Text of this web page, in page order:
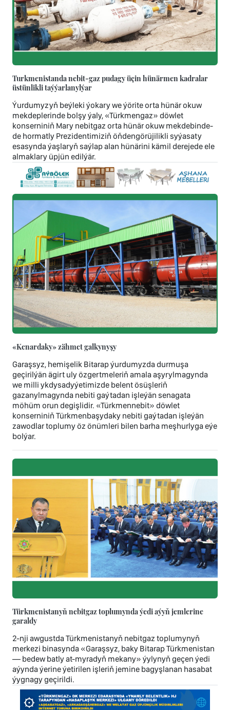
Turkmenistanda nebit-gaz pudagy üçin hünärmen kadralar
üstünlikli taýýarlanylýar
Ýurdumyzyň beýleki ýokary we ýörite orta hünär okuw
mekdeplerinde bolşy ýaly, «Türkmengaz» döwlet
konserniniň Mary nebitgaz orta hünär okuw mekdebinde-
de hormatly Prezidentimiziň öňdengörüjilikli syýasaty
esasynda ýaşlaryň saýlap alan hünärini kämil derejede ele
almaklary üpjün edilýär.
«Kenardaky» zähmet galkynyşy
Garaşsyz, hemişelik Bitarap ýurdumyzda durmuşa
geçirilýän ägirt uly özgertmeleriň amala aşyrylmagynda
we milli ykdysadyýetimizde belent ösüşleriň
gazanylmagynda nebiti gaýtadan işleýän senagata
möhüm orun degişlidir. «Türkmennebit» döwlet
konserniniň Türkmenbaşydaky nebiti gaýtadan işleýän
zawodlar toplumy öz önümleri bilen barha meşhurlyga eýe
bolýar.
Türkmenistanyň nebitgaz toplumynda ýedi aýyň jemlerine
garaldy
2-nji awgustda Türkmenistanyň nebitgaz toplumynyň
merkezi binasynda «Garaşsyz, baky Bitarap Türkmenistan
— bedew batly at-myradyň mekany» ýylynyň geçen ýedi
aýynda ýerine ýetirilen işleriň jemine bagyşlanan hasabat
ýygnagy geçirildi.